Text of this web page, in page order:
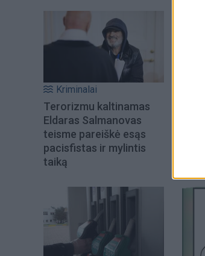
Kriminalai
Terorizmu kaltinamas
Eldaras Salmanovas
teisme pareiškė esąs
pacisfistas ir mylintis
taiką